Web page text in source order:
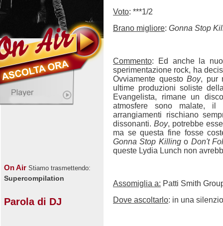
On Air Stiamo trasmettendo:
Supercompilation
Parola di DJ
Voto: ***1/2
Brano migliore: Gonna Stop
Commento: Ed anche la
sperimentazione rock, ha
Ovviamente questo Boy, pur
ultime produzioni soliste
Evangelista, rimane un
atmosfere sono malate,
arrangiamenti rischiano
dissonanti.Boy, potrebbe
ma se questa fine fosse
Gonna Stop Killingo Don't
queste Lydia Lunch non
Assomiglia a: Patti Smith
Dove ascoltarlo: in una